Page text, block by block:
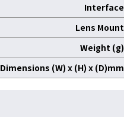
Interface
Lens Mount
Weight (g)
Dimensions (W) x (H) x (D)mm